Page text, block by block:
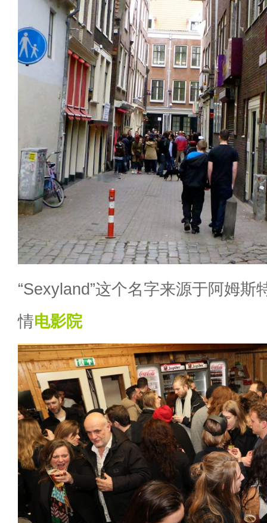
“Sexyland”这个名字来源于阿姆斯
情电影院